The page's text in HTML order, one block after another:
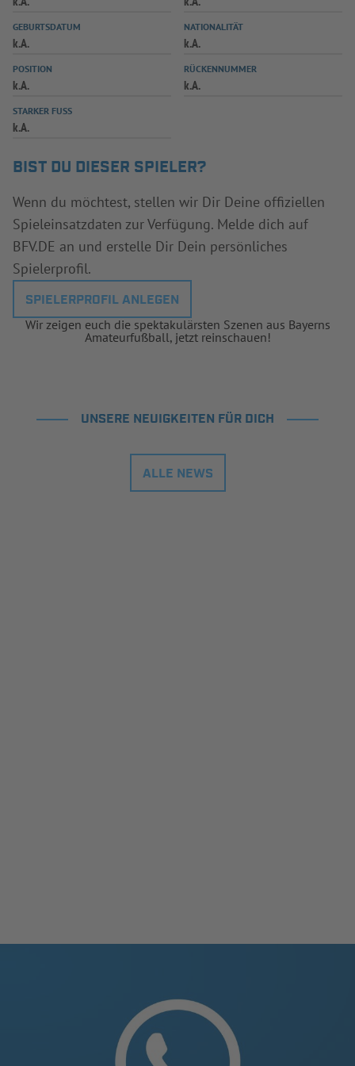
SPIELPLUS
GEBURTSDATUM
k.A.
NATIONALITÄT
k.A.
POSITION
k.A.
RÜCKENNUMMER
k.A.
STARKER FUSS
k.A.
BIST DU DIESER SPIELER?
Wenn du möchtest, stellen wir Dir Deine offiziellen
Spieleinsatzdaten zur Verfügung. Melde dich auf
BFV.DE an und erstelle Dir Dein persönliches
Spielerprofil.
SPIELERPROFIL ANLEGEN
Wir zeigen euch die spektakulärsten Szenen aus Bayerns
Amateurfußball, jetzt reinschauen!
UNSERE NEUIGKEITEN FÜR DICH
ALLE NEWS